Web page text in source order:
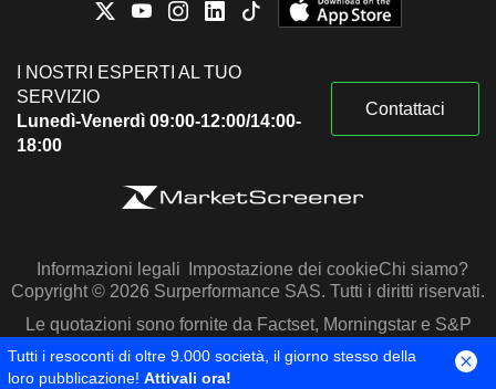
I NOSTRI ESPERTI AL TUO
SERVIZIO
Lunedì-Venerdì 09:00-12:00/14:00-
18:00
Contattaci
Informazioni legali Impostazione dei cookieChi siamo?
Copyright © 2026 Surperformance SAS. Tutti i diritti riservati.
Le quotazioni sono fornite da Factset, Morningstar e S&P
Capital IQ
Tutti i resoconti di oltre 9.000 società, il giorno stesso della
loro pubblicazione! Attivali ora!